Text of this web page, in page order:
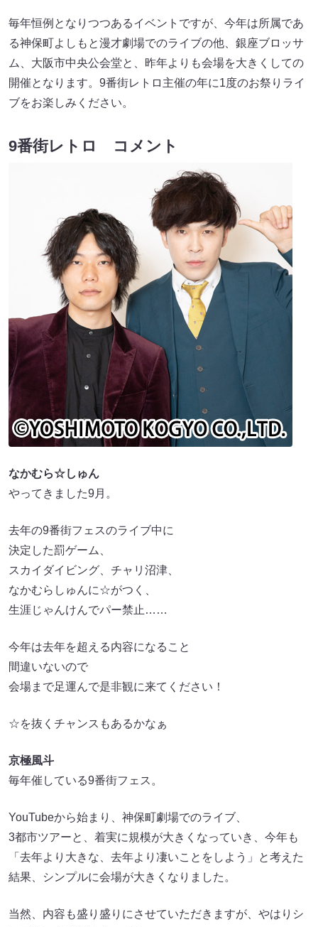
毎年恒例となりつつあるイベントですが、今年は所属であ
る神保町よしもと漫才劇場でのライブの他、銀座ブロッサ
ム、大阪市中央公会堂と、昨年よりも会場を大きくしての
開催となります。9番街レトロ主催の年に1度のお祭りライ
ブをお楽しみください。
9番街レトロ コメント
なかむら☆しゅん
やってきました9月。
去年の9番街フェスのライブ中に
決定した罰ゲーム、
スカイダイビング、チャリ沼津、
なかむらしゅんに☆がつく、
生涯じゃんけんでパー禁止……
今年は去年を超える内容になること
間違いないので
会場まで足運んで是非観に来てください！
☆を抜くチャンスもあるかなぁ
京極風斗
毎年催している9番街フェス。
YouTubeから始まり、神保町劇場でのライブ、
3都市ツアーと、着実に規模が大きくなっていき、今年も
「去年より大きな、去年より凄いことをしよう」と考えた
結果、シンプルに会場が大きくなりました。
当然、内容も盛り盛りにさせていただきますが、やはりシ